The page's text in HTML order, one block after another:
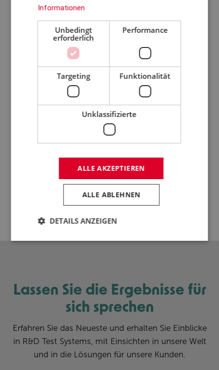
kundenspezifisch angepasst, um sicherzustellen,
dass wir die Anforderungen und Bedürfnisse
unserer Kunden erfüllen. Erhalten Sie Einblick in die
Bereiche, in denen wir Ihre Wettbewerbsfähigkeit
stärken und Ihre Markteinführungszeit verbessern
Lassen Sie die Ergebnisse für
sich sprechen
Erfahren Sie das Neueste und erhalten Sie Einblicke
in R&D Test Systems, mit Einsichten in unsere Welt
und in die Lösungen für unsere Kunden.
Informationen
Unbedingt
erforderlich
Performance
Targeting Funktionalität
Unklassifizierte
ALLE AKZEPTIEREN
ALLE ABLEHNEN
DETAILS ANZEIGEN